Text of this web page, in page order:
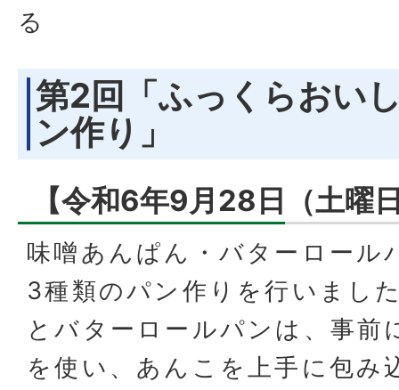
る
第2回「ふっくらおい
ン作り」
【令和6年9月28日（土曜
味噌あんぱん・バターロール
3種類のパン作りを行いまし
とバターロールパンは、事前
を使い、あんこを上手に包み